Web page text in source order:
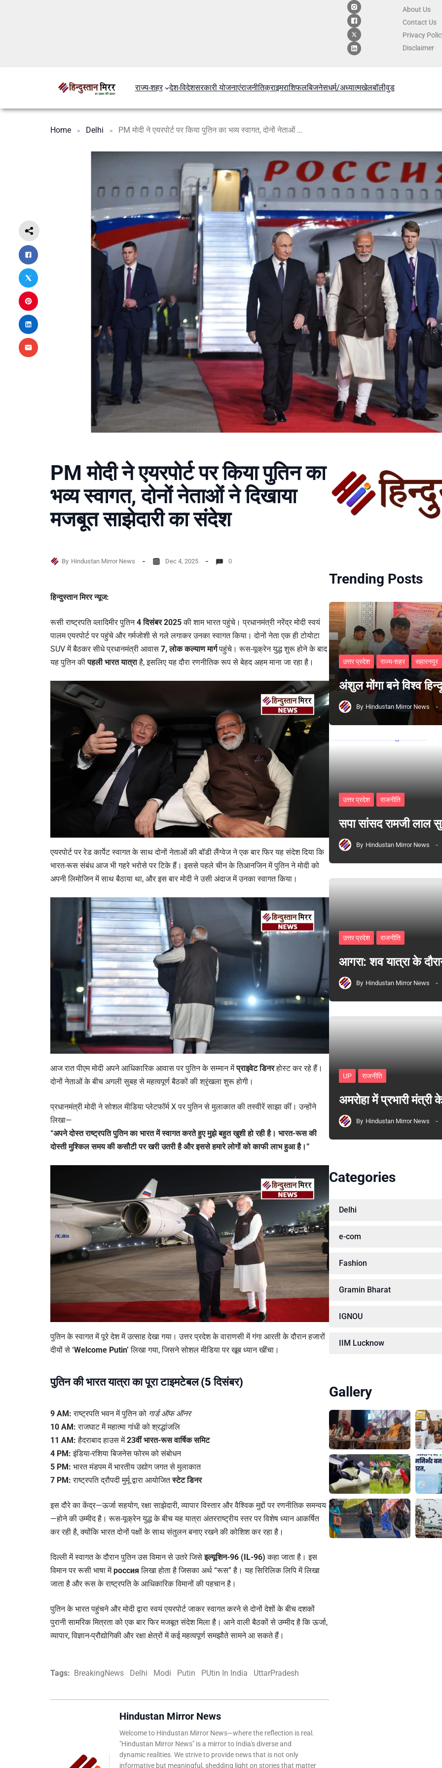
About Us
Contact Us
Privacy
Disclaimer
राज्य-शहर देश-विदेशसरकारी योजनाएंराजनीतिक्राइमराशिफलबिजनेसधर्म/अध्यात्मखेलबॉलीवुड
Home Delhi PM मोदी ने एयरपोर्ट पर किया पुतिन का भव्य स्वागत, दोनों नेताओं ने दिखाया मजबूत साझेदारी का संदेश
PM मोदी ने एयरपोर्ट पर किया पुतिन का
भव्य स्वागत, दोनों नेताओं ने दिखाया
मजबूत साझेदारी का संदेश
By Hindustan Mirror News Dec 4, 2025 0
हिन्दुस्तान मिरर न्यूज:
रूसी राष्ट्रपति व्लादिमीर पुतिन4 दिसंबर 2025की शाम भारत पहुंचे। प्रधानमंत्री नरेंद्र मोदी स्वयं
पालम एयरपोर्ट पर पहुंचे और गर्मजोशी से गले लगाकर उनका स्वागत किया। दोनों नेता एक ही टोयोटा
SUV में बैठकर सीधे प्रधानमंत्री आवास 7, लोक कल्याण मार्गपहुंचे। रूस-यूक्रेन युद्ध शुरू होने के बाद
यह पुतिन कीपहली भारत यात्राहै, इसलिए यह दौरा रणनीतिक रूप से बेहद अहम माना जा रहा है।
एयरपोर्ट पर रेड कार्पेट स्वागत के साथ दोनों नेताओं की बॉडी लैंग्वेज ने एक बार फिर यह संदेश दिया कि
भारत-रूस संबंध आज भी गहरे भरोसे पर टिके हैं। इससे पहले चीन के तिआनजिन में पुतिन ने मोदी को
अपनी लिमोजिन में साथ बैठाया था, और इस बार मोदी ने उसी अंदाज में उनका स्वागत किया।
आज रात पीएम मोदी अपने आधिकारिक आवास पर पुतिन के सम्मान मेंप्राइवेट डिनरहोस्ट कर रहे हैं।
दोनों नेताओं के बीच अगली सुबह से महत्वपूर्ण बैठकों की श्रृंखला शुरू होगी।
प्रधानमंत्री मोदी ने सोशल मीडिया प्लेटफॉर्म X पर पुतिन से मुलाकात की तस्वीरें साझा कीं। उन्होंने
लिखा—
“अपने दोस्त राष्ट्रपति पुतिन का भारत में स्वागत करते हुए मुझे बहुत खुशी हो रही है। भारत-रूस की
दोस्ती मुश्किल समय की कसौटी पर खरी उतरी है और इससे हमारे लोगों को काफी लाभ हुआ है।”
पुतिन के स्वागत में पूरे देश में उत्साह देखा गया। उत्तर प्रदेश के वाराणसी में गंगा आरती के दौरान हजारों
दीयों से ‘Welcome Putin’ लिखा गया, जिसने सोशल मीडिया पर खूब ध्यान खींचा।
पुतिन की भारत यात्रा का पूरा टाइमटेबल (5 दिसंबर)
9 AM: राष्ट्रपति भवन में पुतिन को गार्ड ऑफ ऑनर
10 AM: राजघाट में महात्मा गांधी को श्रद्धांजलि
11 AM: हैदराबाद हाउस में23वीं भारत-रूस वार्षिक समिट
4 PM: इंडिया-रशिया बिजनेस फोरम को संबोधन
5 PM: भारत मंडपम में भारतीय उद्योग जगत से मुलाकात
7 PM: राष्ट्रपति द्रौपदी मुर्मू द्वारा आयोजितस्टेट डिनर
इस दौरे का केंद्र—ऊर्जा सहयोग, रक्षा साझेदारी, व्यापार विस्तार और वैश्विक मुद्दों पर रणनीतिक समन्वय
—होने की उम्मीद है। रूस-यूक्रेन युद्ध के बीच यह यात्रा अंतरराष्ट्रीय स्तर पर विशेष ध्यान आकर्षित
कर रही है, क्योंकि भारत दोनों पक्षों के साथ संतुलन बनाए रखने की कोशिश कर रहा है।
दिल्ली में स्वागत के दौरान पुतिन उस विमान से उतरे जिसेइल्यूशिन-96 (IL-96) कहा जाता है। इस
विमान पर रूसी भाषा मेंроссия लिखा होता है जिसका अर्थ “रूस” है। यह सिरिलिक लिपि में लिखा
जाता है और रूस के राष्ट्रपति के आधिकारिक विमानों की पहचान है।
पुतिन के भारत पहुंचने और मोदी द्वारा स्वयं एयरपोर्ट जाकर स्वागत करने से दोनों देशों के बीच दशकों
पुरानी सामरिक मित्रता को एक बार फिर मजबूत संदेश मिला है। आने वाली बैठकों से उम्मीद है कि ऊर्जा,
व्यापार, विज्ञान-प्रौद्योगिकी और रक्षा क्षेत्रों में कई महत्वपूर्ण समझौते सामने आ सकते हैं।
Tags: BreakingNews Delhi Modi Putin PUtin In India UttarPradesh
Hindustan Mirror News
Welcome to Hindustan Mirror News—where the reflection is real.
"Hindustan Mirror News" is a mirror to India's diverse and
dynamic realities. We strive to provide news that is not only
informative but meaningful, shedding light on stories that matter
Trending Posts
उत्तर प्रदेश राज्य-शहर सहारनपुर
अंशुल मोंगा बने विश्व
By Hindustan Mirror News
उत्तर प्रदेश राजनीति
सपा सांसद रामजी लाल
By Hindustan Mirror News
उत्तर प्रदेश राजनीति
आगरा: शव यात्रा के
By Hindustan Mirror News
UP राजनीति
अमरोहा में प्रभारी
By Hindustan Mirror News
Categories
Delhi
e-com
Fashion
Gramin Bharat
IGNOU
IIM Lucknow
Gallery